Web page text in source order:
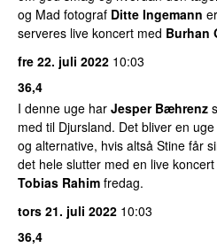
og Mad fotograf Ditte Ingemann
serveres live koncert med Burhan
fre 22. juli 2022 10:03
36,4
I denne uge har Jesper Bæhrenz
med til Djursland. Det bliver en
og alternative, hvis altså Stine får
det hele slutter med en live
Tobias Rahim fredag.
tors 21. juli 2022 10:03
36,4